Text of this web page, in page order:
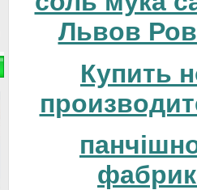
Львов
Купить